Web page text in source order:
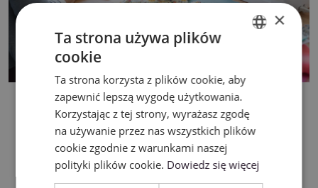
POLISH
×
Ta strona używa plików
cookie
Ta strona korzysta z plików cookie, aby
zapewnić lepszą wygodę użytkowania.
Korzystając z tej strony, wyrażasz zgodę
na używanie przez nas wszystkich plików
cookie zgodnie z warunkami naszej
polityki plików cookie. Dowiedz się więcej